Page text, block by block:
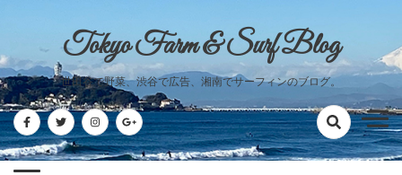
content
Tokyo Farm & Surf Blog
世田谷で野菜、渋谷で広告、湘南でサーフィンのブログ。